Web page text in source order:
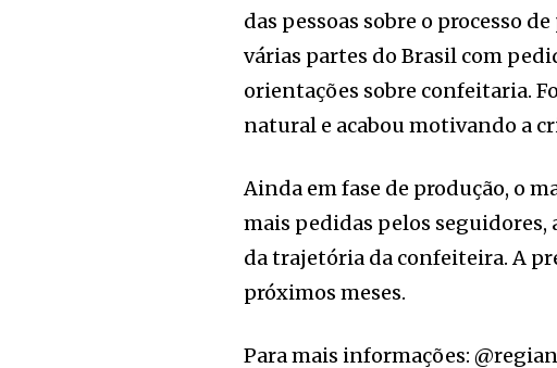
das pessoas sobre o processo
várias partes do Brasil com
orientações sobre confeitaria.
natural e acabou motivando a
Ainda em fase de produção, o
mais pedidas pelos seguidores,
da trajetória da confeiteira. A
próximos meses.
Para mais informações: